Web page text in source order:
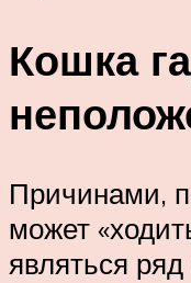
Кошка
Причинами,
может
являться